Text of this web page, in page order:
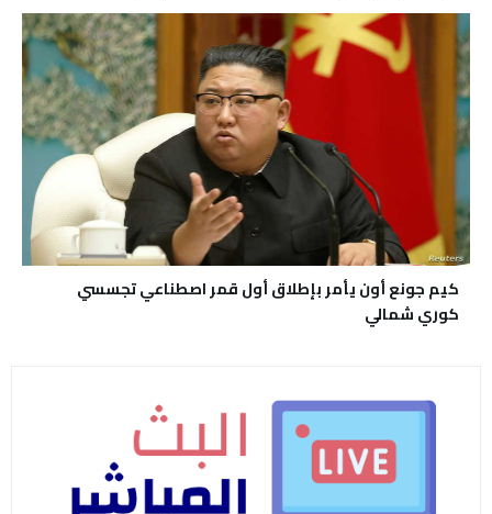
كيم جونع أون يأمر بإطلاق أول قمر اصطناعي تجسسي
كوري شمالي